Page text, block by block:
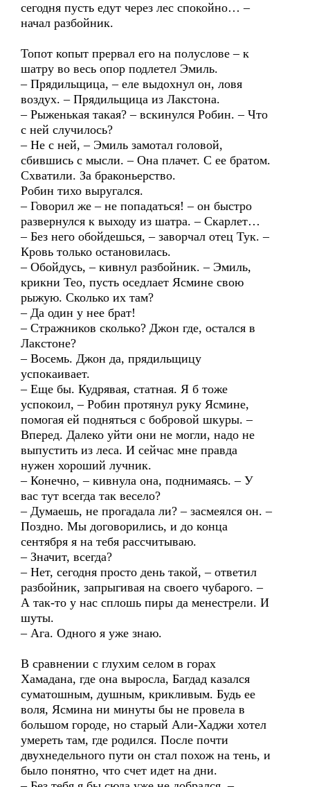
сегодня пусть едут через лес спокойно… –
начал разбойник.
Топот копыт прервал его на полуслове – к
шатру во весь опор подлетел Эмиль.
– Прядильщица, – еле выдохнул он, ловя
воздух. – Прядильщица из Лакстона.
– Рыженькая такая? – вскинулся Робин. – Что
с ней случилось?
– Не с ней, – Эмиль замотал головой,
сбившись с мысли. – Она плачет. С ее братом.
Схватили. За браконьерство.
Робин тихо выругался.
– Говорил же – не попадаться! – он быстро
развернулся к выходу из шатра. – Скарлет…
– Без него обойдешься, – заворчал отец Тук. –
Кровь только остановилась.
– Обойдусь, – кивнул разбойник. – Эмиль,
крикни Тео, пусть оседлает Ясмине свою
рыжую. Сколько их там?
– Да один у нее брат!
– Стражников сколько? Джон где, остался в
Лакстоне?
– Восемь. Джон да, прядильщицу
успокаивает.
– Еще бы. Кудрявая, статная. Я б тоже
успокоил, – Робин протянул руку Ясмине,
помогая ей подняться с бобровой шкуры. –
Вперед. Далеко уйти они не могли, надо не
выпустить из леса. И сейчас мне правда
нужен хороший лучник.
– Конечно, – кивнула она, поднимаясь. – У
вас тут всегда так весело?
– Думаешь, не прогадала ли? – засмеялся он. –
Поздно. Мы договорились, и до конца
сентября я на тебя рассчитываю.
– Значит, всегда?
– Нет, сегодня просто день такой, – ответил
разбойник, запрыгивая на своего чубарого. –
А так-то у нас сплошь пиры да менестрели. И
шуты.
– Ага. Одного я уже знаю.
В сравнении с глухим селом в горах
Хамадана, где она выросла, Багдад казался
суматошным, душным, крикливым. Будь ее
воля, Ясмина ни минуты бы не провела в
большом городе, но старый Али-Хаджи хотел
умереть там, где родился. После почти
двухнедельного пути он стал похож на тень, и
было понятно, что счет идет на дни.